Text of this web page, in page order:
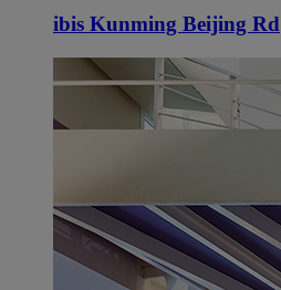
ibis Kunming Beijing Rd